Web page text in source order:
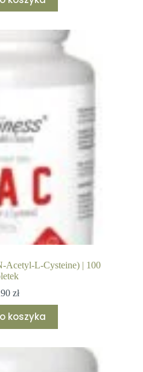
Acetyl-L-Cysteine) | 100
zł
koszyka